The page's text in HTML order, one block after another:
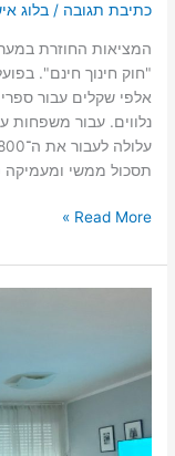
כתיבת תגובה /בלוג
המציאות החוזרת
"חוק חינוך חינם".
אלפי שקלים עבור
נלווים. עבור משפחות
תסכול ממשי ומעמיקה
Read More »
של
בדרום
–